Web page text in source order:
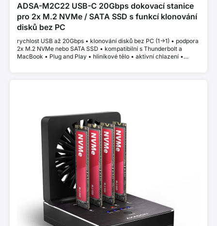
ADSA-M2C22 USB-C 20Gbps dokovací stanice
pro 2x M.2 NVMe / SATA SSD s funkcí klonování
disků bez PC
rychlost USB až 20Gbps • klonování disků bez PC (1->1) • podpora
2x M.2 NVMe nebo SATA SSD • kompatibilní s Thunderbolt a
MacBook • Plug and Play • hliníkové tělo • aktivní chlazení •